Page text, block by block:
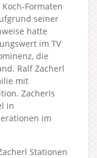
Formaten
seiner
hatte
im TV
die
Ralf Zacherl
mit
Zacherls
in
im
Stationen